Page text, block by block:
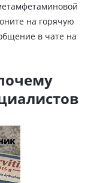
на горячую
в чате на